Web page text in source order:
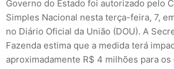
Governo do Estado foi autorizado pelo
Simples Nacional nesta terça-feira, 7,
no Diário Oficial da União (DOU). A
Fazenda estima que a medida terá
aproximadamente R$ 4 milhões para